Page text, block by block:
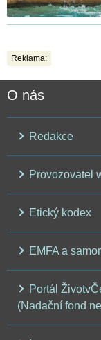
Reklama:
O nás
Redakce
Provozovatel
Etický kodex
EMFA a
Portál
(Nadační fond